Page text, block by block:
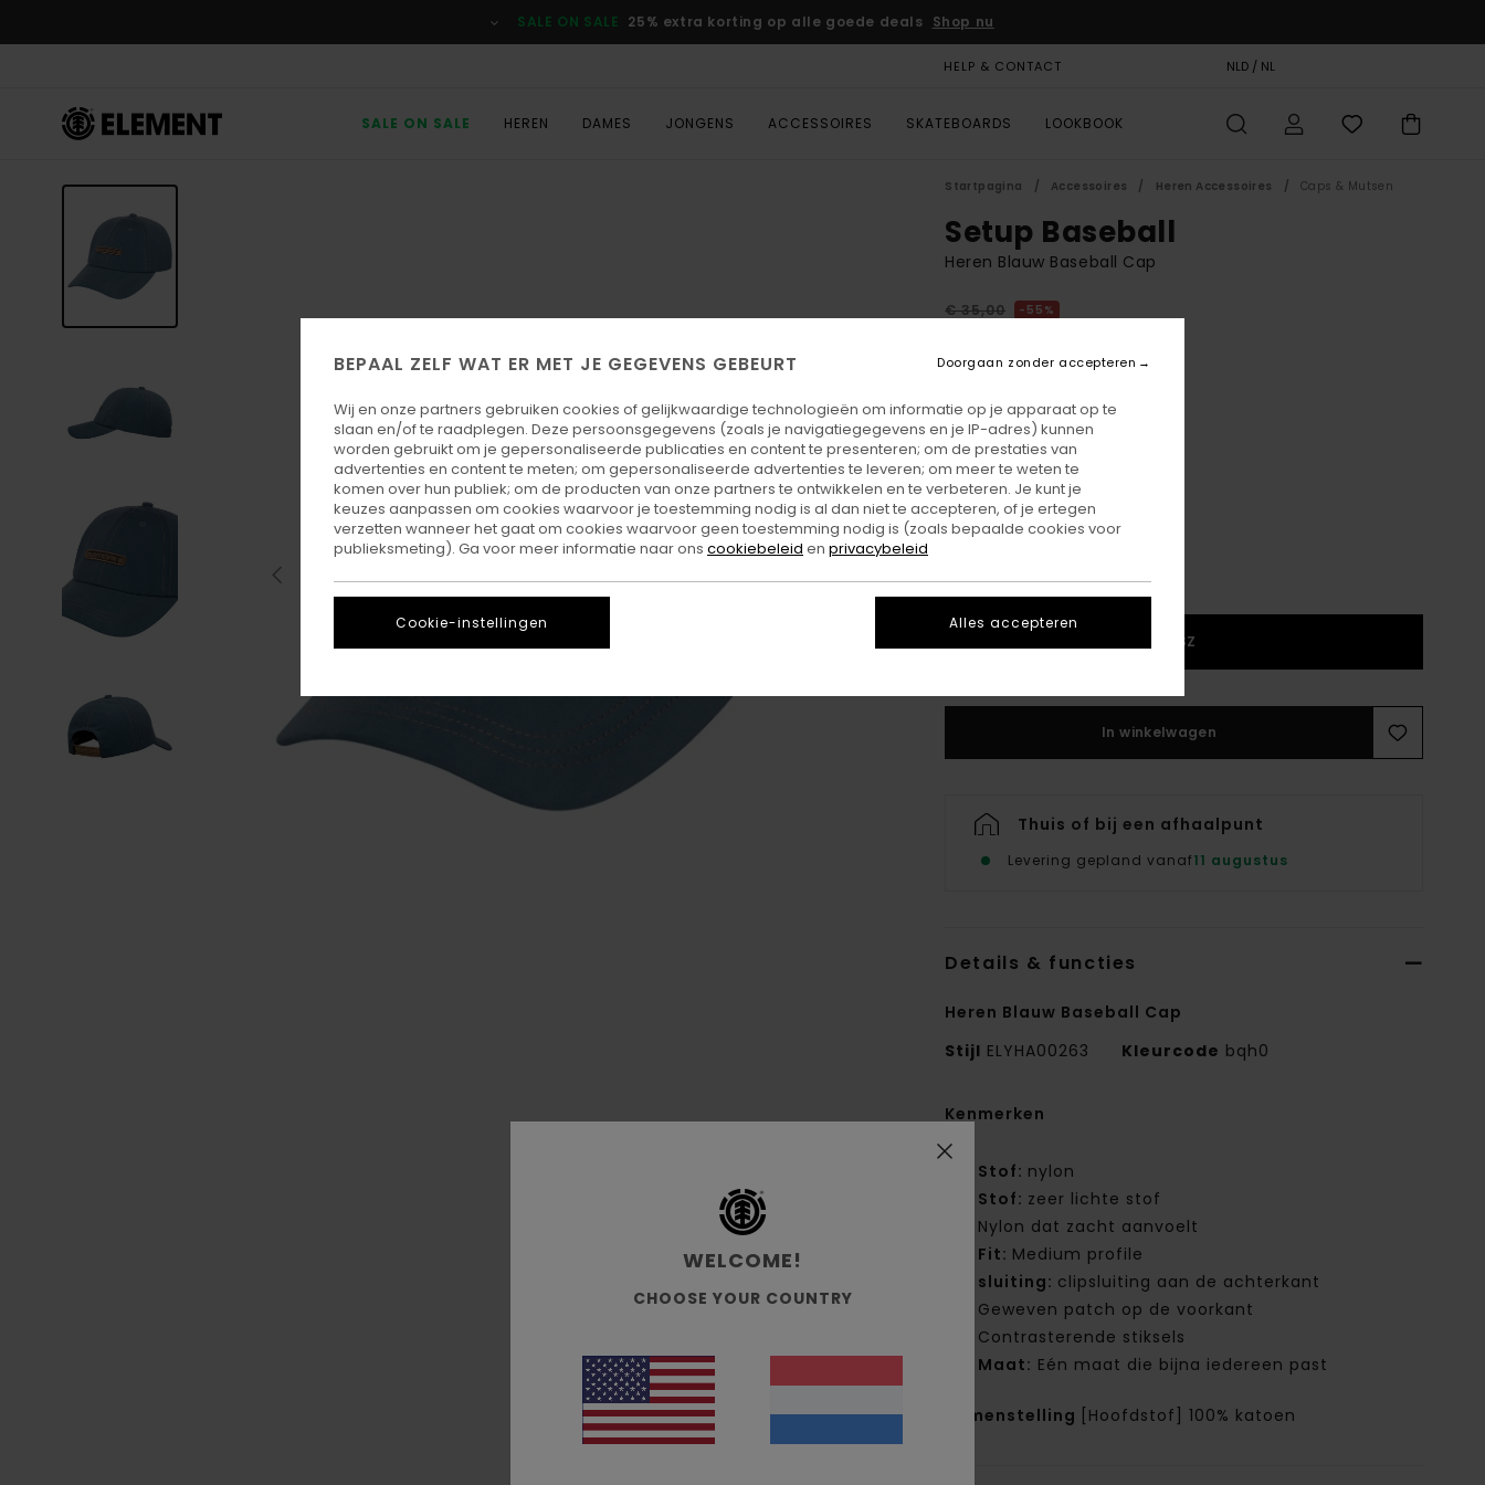
Productinformatie
SALE ON SALE 25% extra korting op alle goede deals Shop nu
HELP & CONTACT NLD / NL
SALE ON SALE HEREN DAMES JONGENS ACCESSOIRES SKATEBOARDS LOOKBOOK
Startpagina Accessoires Heren Accessoires Caps & Mutsen
Setup Baseball
Heren Blauw Baseball Cap
€ 35,00 55%
SALE
KleurMallard Blue
1SZ
In winkelwagen
Thuis of bij een afhaalpunt
Levering gepland vanaf11 augustus
Details & functies
Heren Blauw Baseball Cap
Stijl ELYHA00263 Kleurcode bqh0
Kenmerken
Stof: nylon
Stof: zeer lichte stof
Nylon dat zacht aanvoelt
Fit: Medium profile
sluiting: clipsluiting aan de achterkant
Geweven patch op de voorkant
Contrasterende stiksels
Maat: Eén maat die bijna iedereen past
Samenstelling [Hoofdstof] 100% katoen
WELCOME!
CHOOSE YOUR COUNTRY
BEPAAL ZELF WAT ER MET JE GEGEVENS GEBEURT
Wij en onze partners gebruiken cookies of gelijkwaardige technologieën om informatie op je apparaat op te
slaan en/of te raadplegen. Deze persoonsgegevens (zoals je navigatiegegevens en je IP-adres) kunnen
worden gebruikt om je gepersonaliseerde publicaties en content te presenteren; om de prestaties van
advertenties en content te meten; om gepersonaliseerde advertenties te leveren; om meer te weten te
komen over hun publiek; om de producten van onze partners te ontwikkelen en te verbeteren. Je kunt je
keuzes aanpassen om cookies waarvoor je toestemming nodig is al dan niet te accepteren, of je ertegen
verzetten wanneer het gaat om cookies waarvoor geen toestemming nodig is (zoals bepaalde cookies voor
publieksmeting). Ga voor meer informatie naar ons cookiebeleid en privacybeleid
Cookie-instellingen
Doorgaan zonder accepteren
Alles accepteren